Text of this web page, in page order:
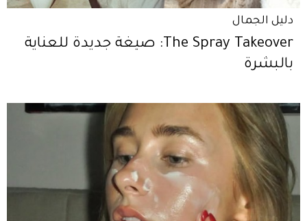
دليل الجمال
The Spray Takeover: صيغة جديدة للعناية
بالبشرة